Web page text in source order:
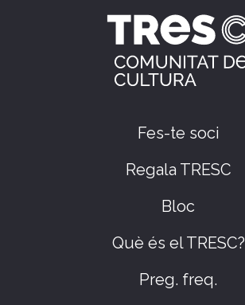
Fes-te soci
Regala TRESC
Bloc
Què és el TRESC?
Preg. freq.